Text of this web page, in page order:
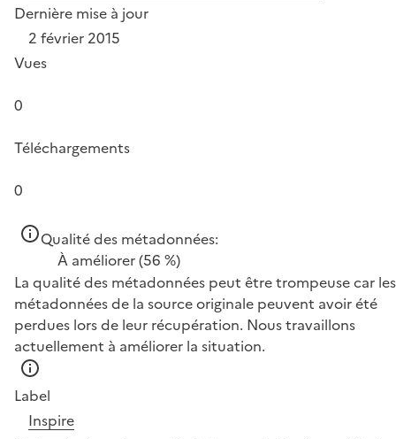
Dernière mise à jour
2 février 2015
Vues
0
Téléchargements
0
Qualité des métadonnées:
À améliorer(56 %)
La qualité des métadonnées peut être trompeuse car les
métadonnées de la source originale peuvent avoir été
perdues lors de leur récupération. Nous travaillons
actuellement à améliorer la situation.
Label
Inspire